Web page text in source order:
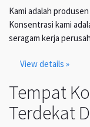
Kami adalah
Konsentrasi kami
seragam kerja
View details »
Tempat
Terdekat